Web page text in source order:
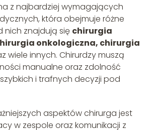
z najbardziej wymagających
która obejmuje różne
nich znajdują się chirurgia
onkologiczna, chirurgia
wiele innych. Chirurdzy muszą
manualne oraz zdolność
i trafnych decyzji pod
aspektów chirurga jest
w zespole oraz komunikacji z